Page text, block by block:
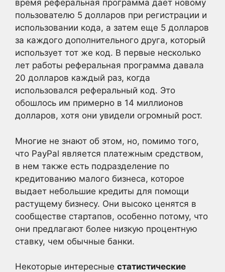
время реферальная программа дает новому
пользователю 5 долларов при регистрации и
использовании кода, а затем еще 5 долларов
за каждого дополнительного друга, который
использует тот же код. В первые несколько
лет работы реферальная программа давала
20 долларов каждый раз, когда
использовался реферальный код. Это
обошлось им примерно в 14 миллионов
долларов, хотя они увидели огромный рост.
Многие не знают об этом, но, помимо того,
что PayPal является платежным средством,
в нем также есть подразделение по
кредитованию малого бизнеса, которое
выдает небольшие кредиты для помощи
растущему бизнесу. Они высоко ценятся в
сообществе стартапов, особенно потому, что
они предлагают более низкую процентную
ставку, чем обычные банки.
Некоторые интересные статистические